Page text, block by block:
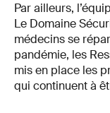
Par ailleurs,
Le Domaine
médecins se
pandémie, les
mis en place les
qui continuent à